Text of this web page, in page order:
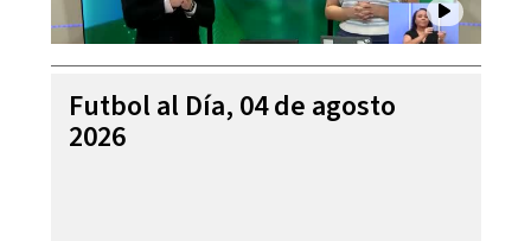
Futbol al Día, 04 de agosto
2026